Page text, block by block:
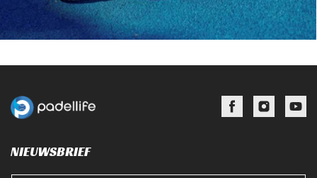
FacebookInstagram
NIEUWSBRIEF